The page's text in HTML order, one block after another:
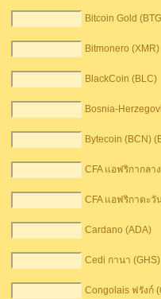
Bitcoin Gold
Bitmonero (XMR)
BlackCoin (BLC)
Bosnia-
Bytecoin (BCN)
CFA แอฟริกากลา
CFA แอฟริกาตะวั
Cardano (ADA)
Cedi กานา (GHS)
Congolais ฟรังก์